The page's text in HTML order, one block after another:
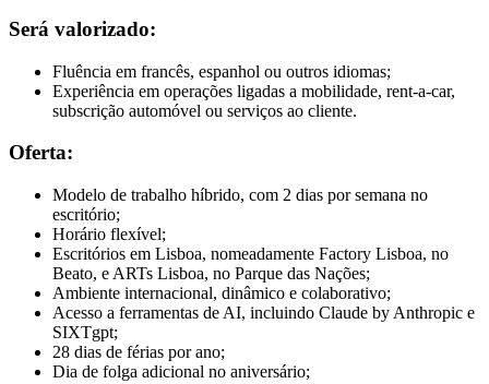
Será valorizado:
Fluência em francês, espanhol ou outros idiomas;
Experiência em operações ligadas a mobilidade, rent-a-car,
subscrição automóvel ou serviços ao cliente.
Oferta:
Modelo de trabalho híbrido, com 2 dias por semana no
escritório;
Horário flexível;
Escritórios em Lisboa, nomeadamente Factory Lisboa, no
Beato, e ARTs Lisboa, no Parque das Nações;
Ambiente internacional, dinâmico e colaborativo;
Acesso a ferramentas de AI, incluindo Claude by Anthropic e
SIXTgpt;
28 dias de férias por ano;
Dia de folga adicional no aniversário;